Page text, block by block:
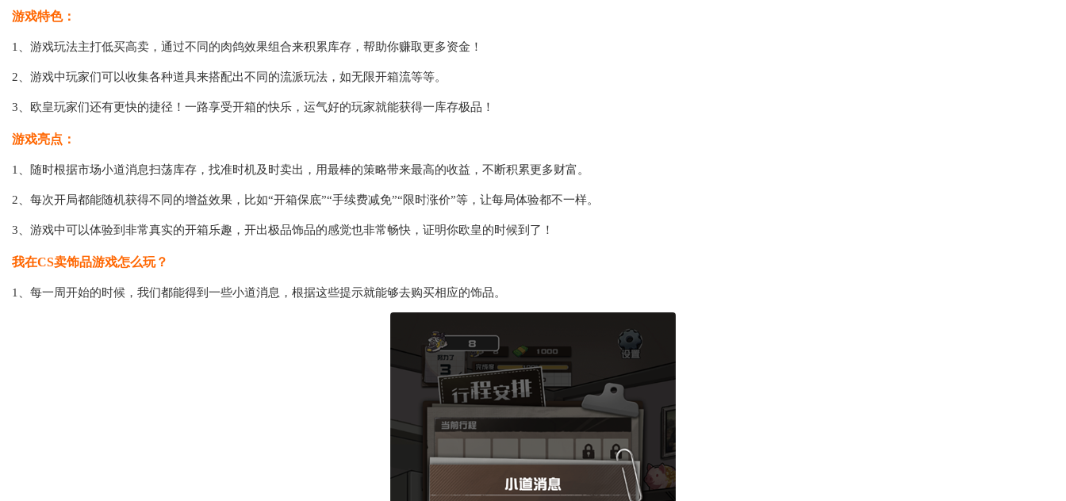
游戏特色：
1、游戏玩法主打低买高卖，通过不同的肉鸽效果组合来积累库存，帮助你赚取更多资金！
2、游戏中玩家们可以收集各种道具来搭配出不同的流派玩法，如无限开箱流等等。
3、欧皇玩家们还有更快的捷径！一路享受开箱的快乐，运气好的玩家就能获得一库存极品！
游戏亮点：
1、随时根据市场小道消息扫荡库存，找准时机及时卖出，用最棒的策略带来最高的收益，不断积累更多财富。
2、每次开局都能随机获得不同的增益效果，比如“开箱保底”“手续费减免”“限时涨价”等，让每局体验都不一样。
3、游戏中可以体验到非常真实的开箱乐趣，开出极品饰品的感觉也非常畅快，证明你欧皇的时候到了！
我在CS卖饰品游戏怎么玩？
1、每一周开始的时候，我们都能得到一些小道消息，根据这些提示就能够去购买相应的饰品。